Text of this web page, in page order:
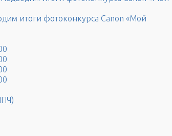
итоги фотоконкурса Canon «Мой